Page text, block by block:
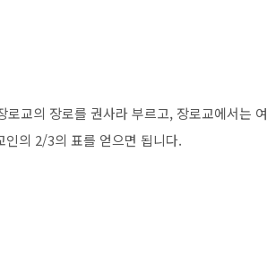
교의 장로를 권사라 부르고, 장로교에서는 여
인의 2/3의 표를 얻으면 됩니다.